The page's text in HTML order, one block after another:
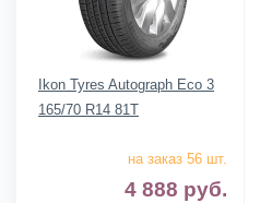
Ikon Tyres Autograph Eco 3
165/70 R14 81T
на заказ 56 шт.
4 888 руб.